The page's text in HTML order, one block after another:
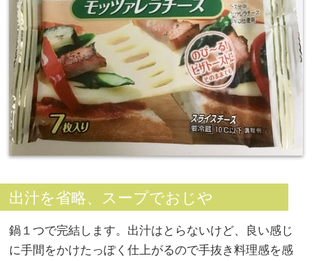
出汁を省略、スープでおじや
鍋１つで完結します。出汁はとらないけど、良い感じ
に手間をかけたっぽく仕上がるので手抜き料理感を感